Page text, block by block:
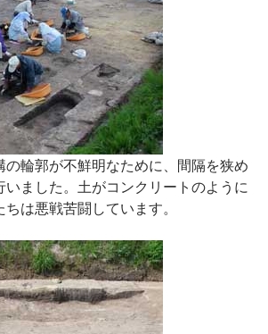
の輪郭が不鮮明なために、間隔を狭め
いました。土がコンクリートのように
は悪戦苦闘しています。